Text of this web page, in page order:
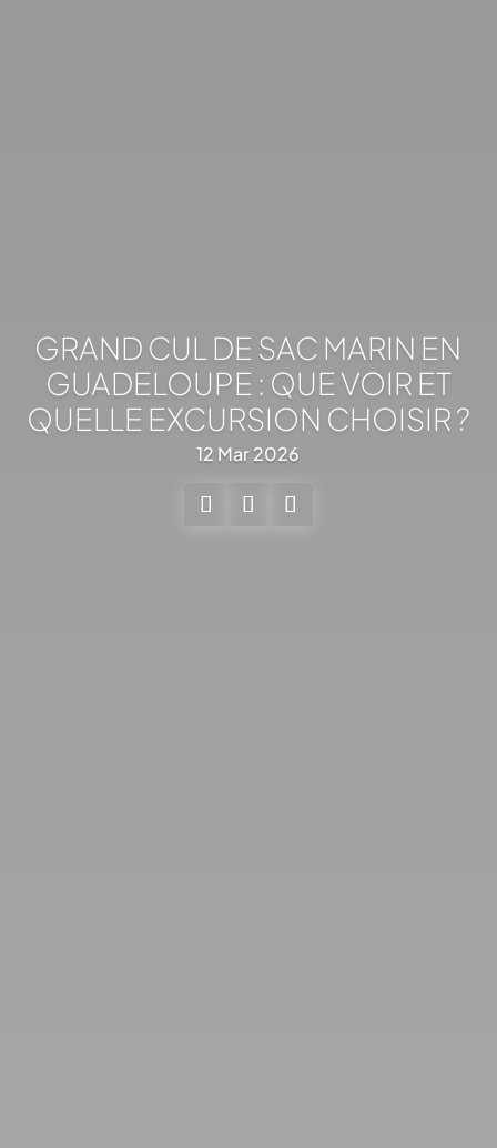
GRAND CUL DE SAC MARIN EN
GUADELOUPE : QUE VOIR ET
QUELLE EXCURSION CHOISIR ?
12 Mar 2026